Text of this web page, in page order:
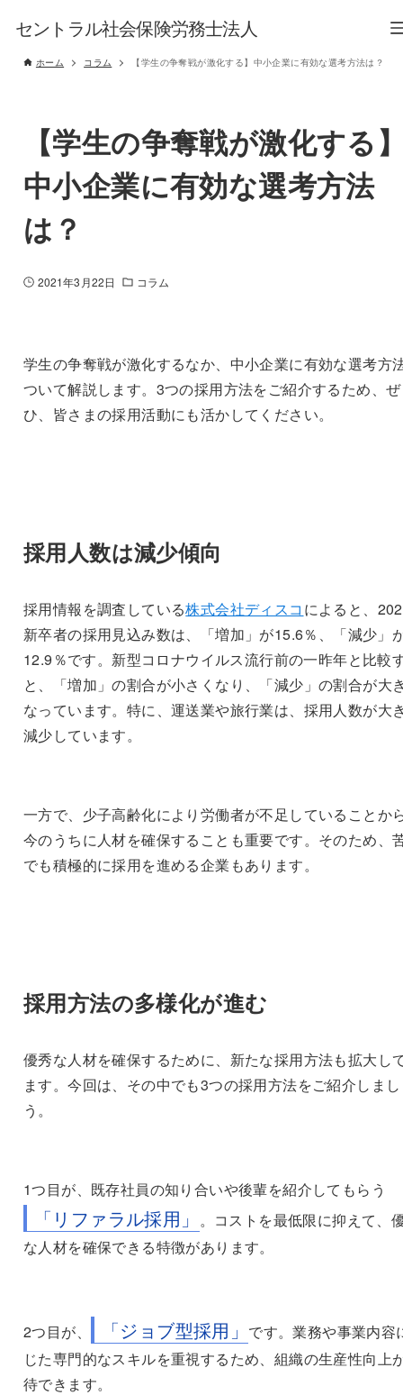
セントラル社会保険労務士法人
ホーム コラム 【学生の争奪戦が激化する】中小企業に有効な選考方法は？
【学生の争奪戦が激化する
中小企業に有効な選考方法
は？
2021年3月22日 コラム
学生の争奪戦が激化するなか、中小企業に有効な選考方
ついて解説します。3つの採用方法をご紹介するため、ぜ
ひ、皆さまの採用活動にも活かしてください。
採用人数は減少傾向
採用情報を調査している株式会社ディスコ によると、
新卒者の採用見込み数は、「増加」が15.6％、「減少」
12.9％です。新型コロナウイルス流行前の一昨年と比較
と、「増加」の割合が小さくなり、「減少」の割合が大
なっています。特に、運送業や旅行業は、採用人数が大
減少しています。
一方で、少子高齢化により労働者が不足していることか
今のうちに人材を確保することも重要です。そのため、
でも積極的に採用を進める企業もあります。
採用方法の多様化が進む
優秀な人材を確保するために、新たな採用方法も拡大し
ます。今回は、その中でも3つの採用方法をご紹介しま
う。
1つ目が、既存社員の知り合いや後輩を紹介してもらう
「リファラル採用」
。コストを最低限に抑えて、
な人材を確保できる特徴があります。
2つ目が、 「ジョブ型採用」 です。業務や事業内容
じた専門的なスキルを重視するため、組織の生産性向上
待できます。